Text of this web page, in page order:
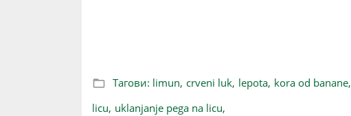
Тагови: limun, crveni luk, lepota, kora od banane,
licu, uklanjanje pega na licu,